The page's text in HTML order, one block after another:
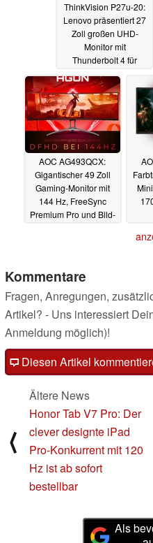
ThinkVision P27u-20:
Lenovo präsentiert 27
Zoll großen UHD-
Monitor mit
Thunderbolt 4 für
Kreative08.09.2021
AOC AG493QCX:
Gigantischer 49 Zoll
Gaming-Monitor mit
144 Hz, FreeSync
Premium Pro und Bild-
Kommentare
Fragen, Anregungen,
Artikel? - Uns interessiert
Anmeldung möglich)!
Diesen Artikel
⟨
Ältere News
Honor Tab V7 Pro: Der
clever designte iPad
Pro-Konkurrent mit 120
Hz ist ab sofort
bestellbar
Als